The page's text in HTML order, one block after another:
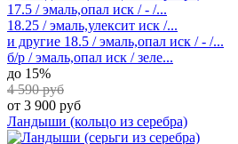
17.5 / эмаль,опал иск / - /...
18.25 / эмаль,улексит иск /...
и другие 18.5 / эмаль,опал иск / - /...
б/р / эмаль,опал иск / зеле...
до 15%
4 590 руб
от 3 900 руб
Ландыши (кольцо из серебра)